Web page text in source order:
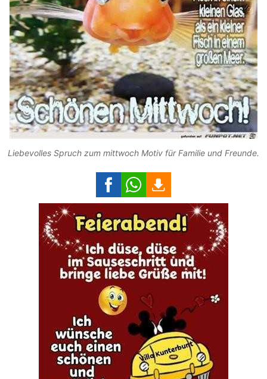
Liebevolles Spruch zum mittwoch Motiv für Familie und Freunde.